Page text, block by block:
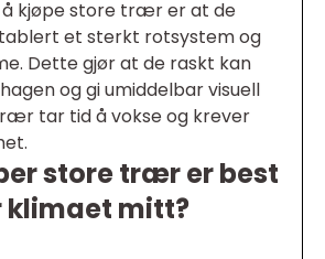
å kjøpe store trær er at de
et sterkt rotsystem og
Dette gjør at de raskt kan
og gi umiddelbar visuell
tar tid å vokse og krever
store trær er best
klimaet mitt?